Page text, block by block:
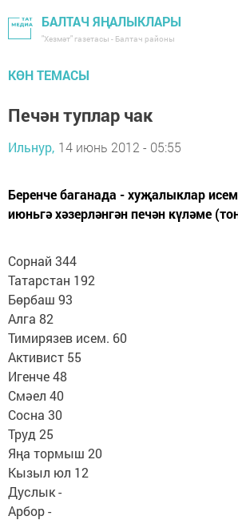
БАЛТАЧ ЯҢАЛЫКЛАРЫ
"Хезмәт" газетасы - Балтач районы
КӨН ТЕМАСЫ
Печән туплар чак
Ильнур, 14 июнь 2012 - 05:55
Беренче баганада - хуҗалыклар
июньгә хәзерләнгән печән күләме
Сорнай 344
Татарстан 192
Бөрбаш 93
Алга 82
Тимирязев исем. 60
Активист 55
Игенче 48
Смәел 40
Сосна 30
Труд 25
Яңа тормыш 20
Кызыл юл 12
Дуслык -
Арбор -